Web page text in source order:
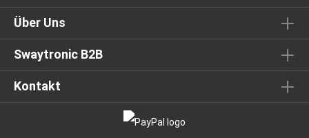
Über Uns
Swaytronic B2B
Kontakt